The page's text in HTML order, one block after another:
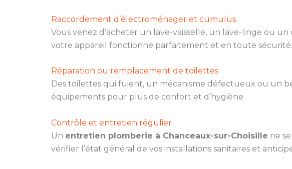
Raccordement d’électroménager et cumulus
Vous venez d’acheter un lave-vaisselle, un lave-linge ou
votre appareil fonctionne parfaitement et en toute sécurité.
Réparation ou remplacement de toilettes
Des toilettes qui fuient, un mécanisme défectueux ou un
équipements pour plus de confort et d’hygiène.
Contrôle et entretien régulier
Un entretien plomberie à Chanceaux-sur-Choisille ne
vérifier l’état général de vos installations sanitaires et